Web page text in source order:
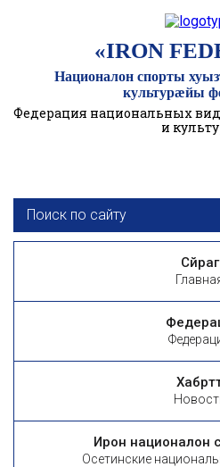
«IRON
Националон спорты
культурӕйы
Федерация национальных
и
Сӕйраг
Ирон националон
Осетинские